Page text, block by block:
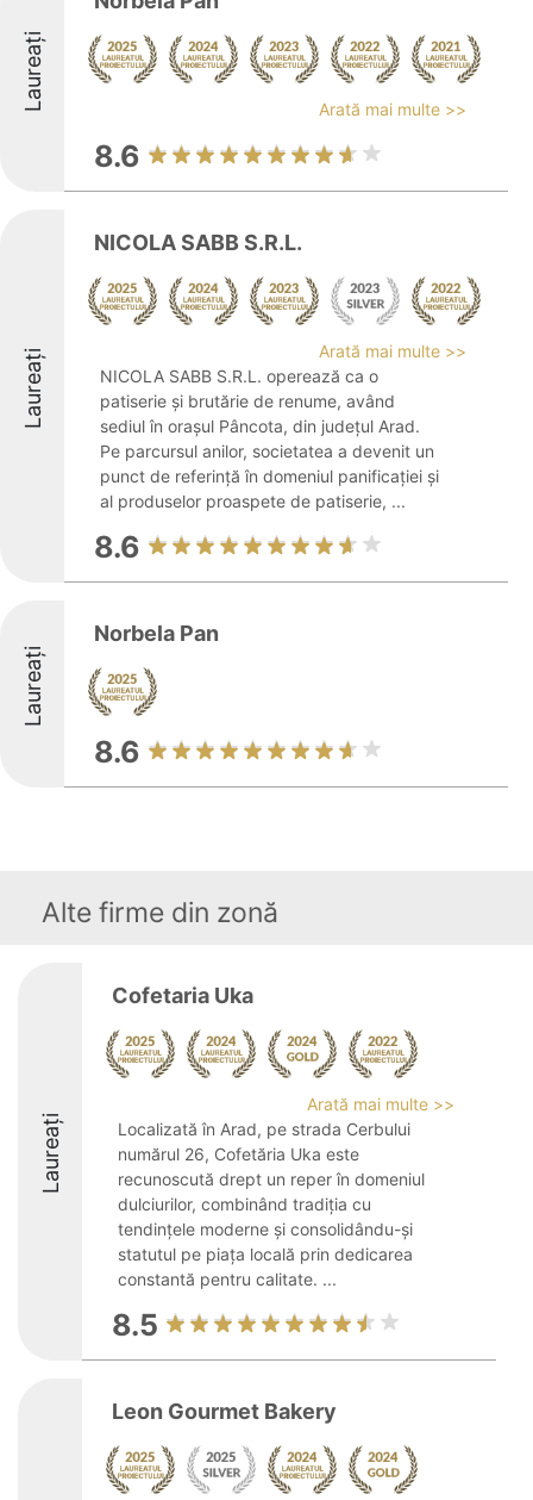
Laureați Arată mai multe >>
8.6
Laureați
NICOLA SABB S.R.L.
Arată mai multe >>
NICOLA SABB S.R.L. operează ca o
patiserie și brutărie de renume, având
sediul în orașul Pâncota, din județul Arad.
Pe parcursul anilor, societatea a devenit un
punct de referință în domeniul panificației și
al produselor proaspete de patiserie, ...
8.6
Laureați
Norbela Pan
8.6
Alte firme din zonă
Laureați
Cofetaria Uka
Arată mai multe >>
Localizată în Arad, pe strada Cerbului
numărul 26, Cofetăria Uka este
recunoscută drept un reper în domeniul
dulciurilor, combinând tradiția cu
tendințele moderne și consolidându-și
statutul pe piața locală prin dedicarea
constantă pentru calitate. ...
8.5
Leon Gourmet Bakery